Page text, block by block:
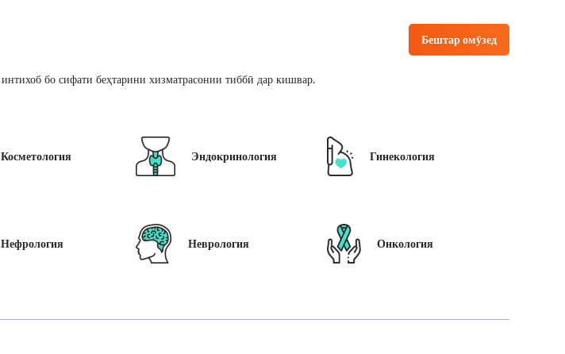
Бештар омӯзед
бо сифати беҳтарини хизматрасонии тиббӣ дар кишвар.
Косметология Эндокринология Гинекология
Нефрология Неврология Онкология